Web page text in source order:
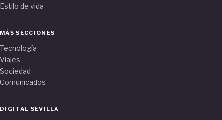
Estilo de vida
MÁS SECCIONES
Tecnología
Viajes
Sociedad
Comunicados
DIGITAL SEVILLA